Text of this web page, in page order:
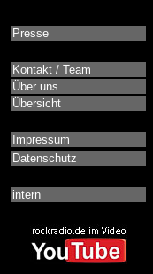
Presse
Kontakt / Team
Über uns
Übersicht
Impressum
Datenschutz
intern